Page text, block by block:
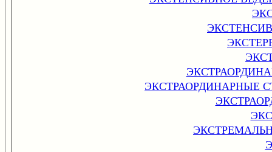
ЭКСТРАОРДИНАРНЫЕ